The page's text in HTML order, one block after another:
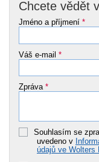
Chcete vědět
Jméno a příjmení *
Váš e-mail *
Zpráva *
Souhlasím se
uvedeno v
údajů ve Wolters